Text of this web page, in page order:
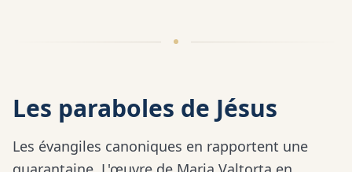
Les paraboles de Jésus
Les évangiles canoniques en rapportent une